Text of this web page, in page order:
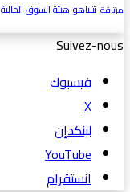
مرتزقة نتنياهوهيئة السوق المالية
Suivez-nous
فيسبوك
‫X
لينكدإن
‫YouTube
انستقرام